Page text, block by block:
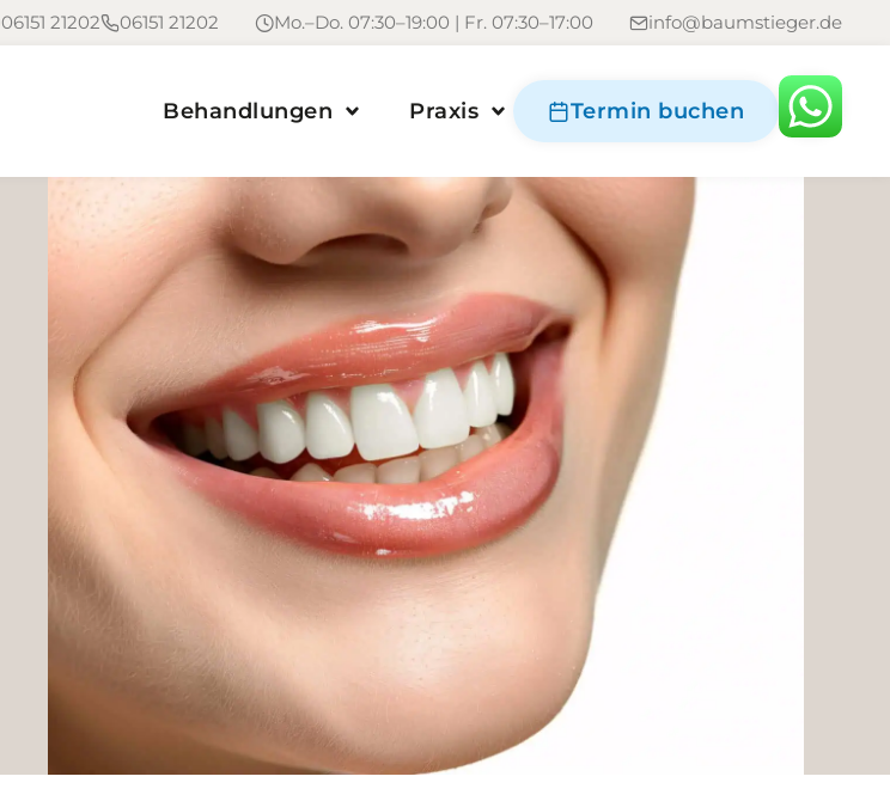
06151 21202 06151 21202 Mo.–Do. 07:30–19:00 | Fr. 07:30–17:00 info@baumstieger.de
Behandlungen Praxis Termin buchen